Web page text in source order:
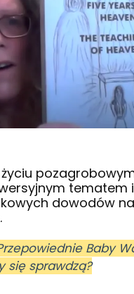
tematem
dowodów
Baby
się sprawdzą?